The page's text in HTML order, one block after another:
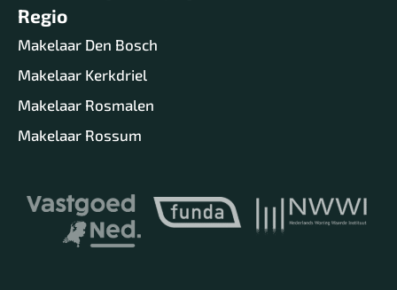
Regio
Makelaar Den Bosch
Makelaar Kerkdriel
Makelaar Rosmalen
Makelaar Rossum